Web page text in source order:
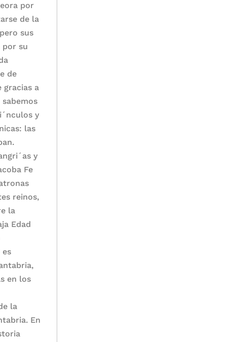
por
de la
sus
por su
de
gracias a
y
las
y
Fe
reinos,
la
Edad
en los
la
En